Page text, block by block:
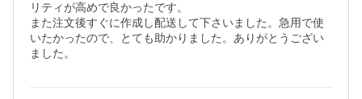
リティが高めで良かったです。
また注文後すぐに作成し配送して下さいました。急用で使
いたかったので、とても助かりました。ありがとうござい
ました。